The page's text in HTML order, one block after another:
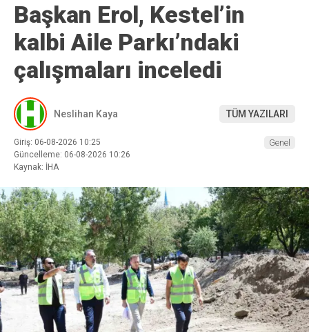
Başkan Erol, Kestel’in
kalbi Aile Parkı’ndaki
çalışmaları inceledi
Neslihan Kaya TÜM YAZILARI
Giriş: 06-08-2026 10:25
Güncelleme: 06-08-2026 10:26
Kaynak: İHA
Genel